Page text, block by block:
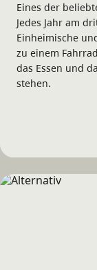
Eines der
Jedes Jahr am
Einheimische
zu einem
das Essen und
stehen.